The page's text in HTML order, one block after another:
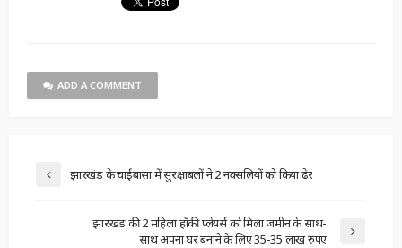
ADD A COMMENT
झारखंड के चाईबासा में सुरक्षाबलों ने 2 नक्सलियों को किया ढेर
झारखंड की 2 महिला हॉकी प्लेयर्स को मिला जमीन के साथ-
साथ अपना घर बनाने के लिए 35-35 लाख रुपए